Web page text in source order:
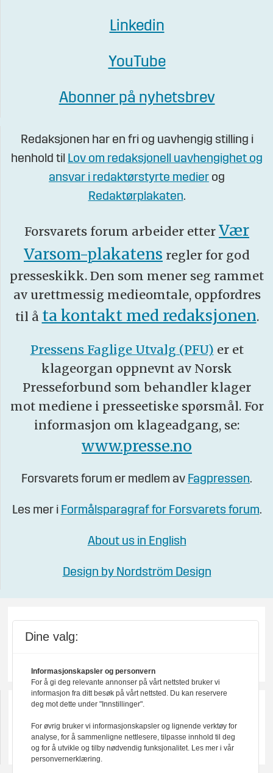
Linkedin
YouTube
Abonner på nyhetsbrev
Redaksjonen har en fri og uavhengig stilling i
henhold til Lov om redaksjonell uavhengighet og
ansvar i redaktørstyrte medier og
Redaktørplakaten.
Forsvarets forum arbeider etter Vær
Varsom-plakatens regler for god
presseskikk. Den som mener seg rammet
av urettmessig medieomtale, oppfordres
til å ta kontakt med redaksjonen.
Pressens Faglige Utvalg (PFU) er et
klageorgan oppnevnt av Norsk
Presseforbund som behandler klager
mot mediene i presseetiske spørsmål. For
informasjon om klageadgang, se:
www.presse.no
Forsvarets forum er medlem av Fagpressen.
Les mer i Formålsparagraf for Forsvarets forum.
About us in English
Design by Nordström Design
Dine valg:
Informasjonskapsler og personvern
For å gi deg relevante annonser på vårt nettsted bruker vi
informasjon fra ditt besøk på vårt nettsted. Du kan reservere
deg mot dette under "Innstillinger".
For øvrig bruker vi informasjonskapsler og lignende verktøy for
analyse, for å sammenligne nettlesere, tilpasse innhold til deg
og for å utvikle og tilby nødvendig funksjonalitet. Les mer i vår
personvernerklæring.